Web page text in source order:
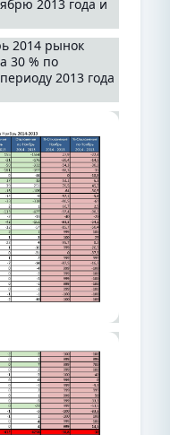
2013 года и
2014 рынок
30 % по
2013 года